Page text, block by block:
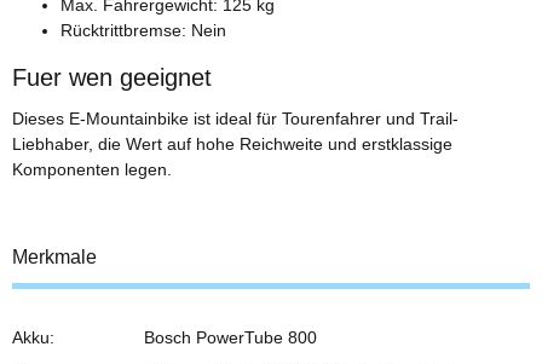
Max. Fahrergewicht: 125 kg
Rücktrittbremse: Nein
Fuer wen geeignet
Dieses E-Mountainbike ist ideal für Tourenfahrer und Trail-
Liebhaber, die Wert auf hohe Reichweite und erstklassige
Komponenten legen.
Merkmale
Akku:
Bosch PowerTube 800